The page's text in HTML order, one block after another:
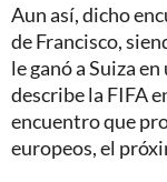
Aun así, dicho
de Francisco,
le ganó a Suiza
describe la FIFA
encuentro que
europeos, el